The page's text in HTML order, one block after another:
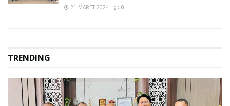
21 MARET 2024 0
TRENDING